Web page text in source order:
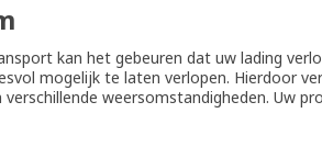
kan het gebeuren dat uw lading
mogelijk te laten verlopen. Hierdoor
weersomstandigheden. Uw